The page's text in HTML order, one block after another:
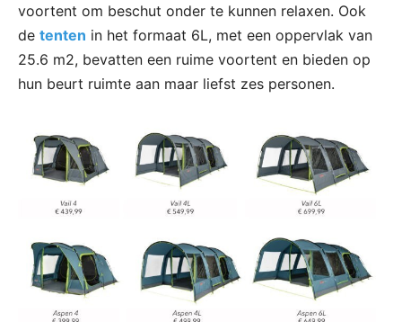
voortent om beschut onder te kunnen relaxen. Ook
de tenten in het formaat 6L, met een oppervlak van
25.6 m2, bevatten een ruime voortent en bieden op
hun beurt ruimte aan maar liefst zes personen.